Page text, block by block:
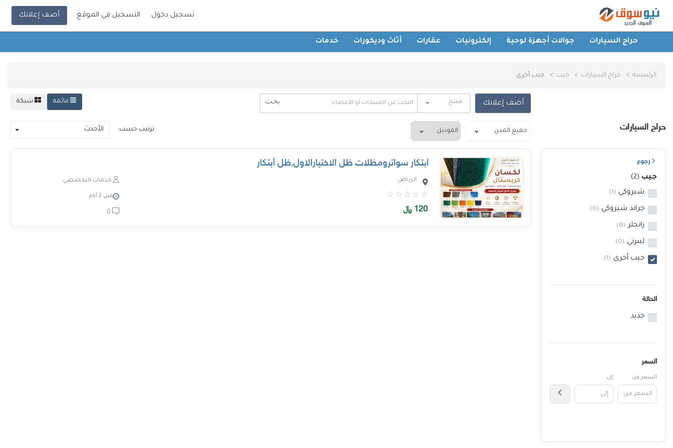
تسجيل دخول التسجيل في الموقع أضف إعلانك
حراج السيارات جوالات أجهزة لوحية إلكترونيات عقارات أثاث وديكورات خدمات
عقارات
أثاث وديكورات
المدونة
إتصل بنا
اتفاقية الاستخدام
الشروط & السياسات
تسجيل دخول
التسجيل في الموقع
الرئيسية حراج السيارات جيب جيب أخرى
أضف إعلانك منتج قائمة شبكة
حراج السيارات ترتيب حسب: الأحدث
رجوع
جيب (2)
شيروكي (1)
جراند شيروكي (0)
رانجلر (0)
ليبرتي (0)
جيب أخرى (1)
الحالة
جديد
السعر
السعر من إلى
ابتكار سواترومظلات ظل الاختيارالاول,ظل أبتكار
خدمات التخصصي الرياض
قبل 2 أيام
0 120 ﷼